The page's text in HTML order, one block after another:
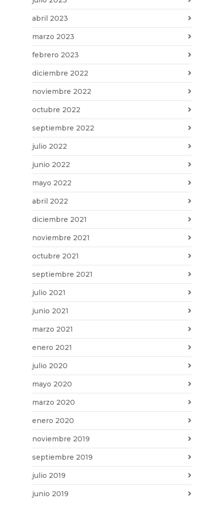
abril 2023
marzo 2023
febrero 2023
diciembre 2022
noviembre 2022
octubre 2022
septiembre 2022
julio 2022
junio 2022
mayo 2022
abril 2022
diciembre 2021
noviembre 2021
octubre 2021
septiembre 2021
julio 2021
junio 2021
marzo 2021
enero 2021
julio 2020
mayo 2020
marzo 2020
enero 2020
noviembre 2019
septiembre 2019
julio 2019
junio 2019